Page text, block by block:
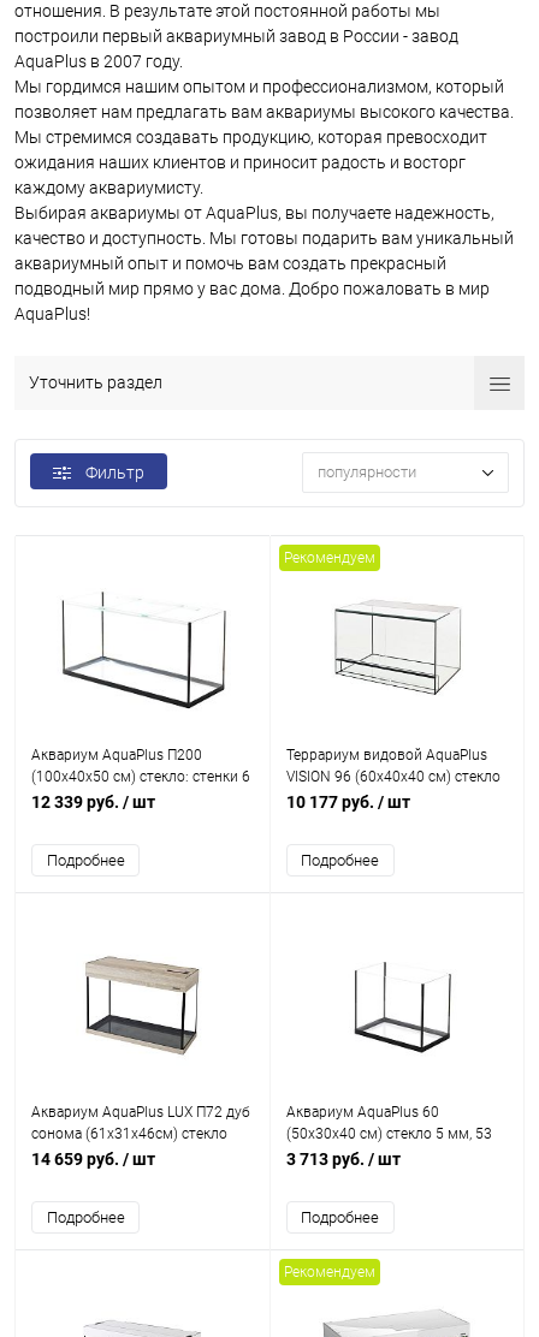
отношения. В результате этой постоянной работы мы
построили первый аквариумный завод в России - завод
AquaPlus в 2007 году.
Мы гордимся нашим опытом и профессионализмом, который
позволяет нам предлагать вам аквариумы высокого качества.
Мы стремимся создавать продукцию, которая превосходит
ожидания наших клиентов и приносит радость и восторг
каждому аквариумисту.
Выбирая аквариумы от AquaPlus, вы получаете надежность,
качество и доступность. Мы готовы подарить вам уникальный
аквариумный опыт и помочь вам создать прекрасный
подводный мир прямо у вас дома. Добро пожаловать в мир
AquaPlus!
Уточнить раздел
Фильтр популярности
Аквариум AquaPlus П200
(100х40х50 см) стекло: стенки 6
мм, дно 8 мм, 181 л.,
ковриком
12 339 руб. / шт
Подробнее
Рекомендуем
Террариум видовой AquaPlus
VISION 96 (60х40х40 см) стекло
5 мм.
10 177 руб. / шт
Подробнее
Аквариум AquaPlus LUX П72 дуб
сонома (61х31х46см) стекло
5мм, прямоугольный, 64 л.,
14 659 руб. / шт
Подробнее
Аквариум AquaPlus 60
(50х30х40 см) стекло 5 мм, 53
л., прямоугольный
3 713 руб. / шт
Подробнее
Рекомендуем